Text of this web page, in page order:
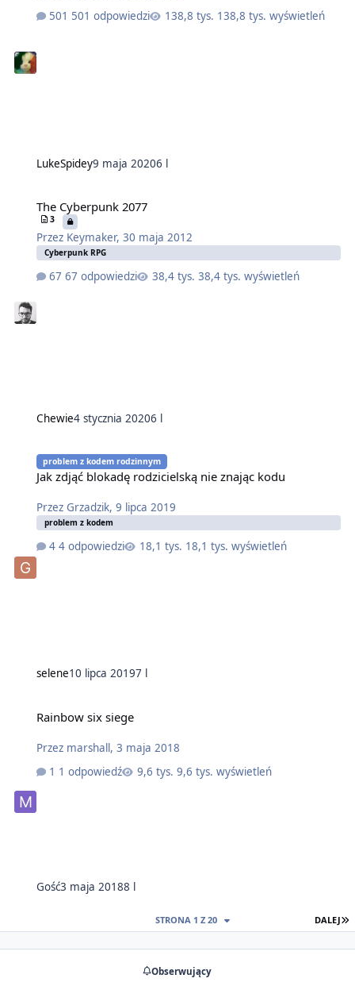
501 odpowiedzi
138,8 tys. wyświetleń
LukeSpidey9 maja 20206 l
The Cyberpunk 2077
3
Przez Keymaker, 30 maja 2012
Cyberpunk RPG
67 odpowiedzi 38,4 tys. wyświetleń
Chewie4 stycznia 20206 l
problem z kodem rodzinnym
Jak zdjąć blokadę rodzicielską nie znając kodu
Przez Grzadzik, 9 lipca 2019
problem z kodem
4 odpowiedzi 18,1 tys. wyświetleń
selene10 lipca 20197 l
Rainbow six siege
Przez marshall, 3 maja 2018
1 odpowiedź
9,6 tys. wyświetleń
Gość3 maja 20188 l
DALEJ
STRONA 1 Z 20
Obserwujący